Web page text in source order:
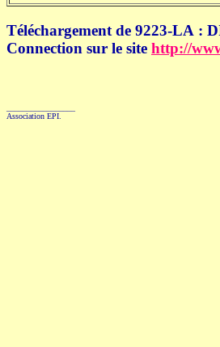
Téléchargement de 9223-LA :
Connection sur le site http://
Association EPI.